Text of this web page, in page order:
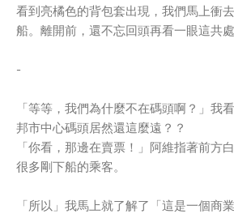
看到亮橘色的背包套出現，我們馬上衝
船。離開前，還不忘回頭再看一眼這共處
-
「等等，我們為什麼不在碼頭啊？」我
邦市中心碼頭居然還這麼遠？？
「你看，那邊在賣票！」阿維指著前方
很多剛下船的乘客。
「所以」我馬上就了解了「這是一個商業